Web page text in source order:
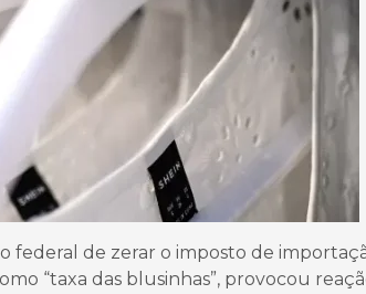
federal de zerar o imposto de
“taxa das blusinhas”, provocou